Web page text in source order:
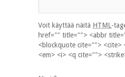
Voit käyttää näitä HTML-
href="" title=""> <abbr
<blockquote cite=""> <cite>
<em> <i> <q cite="">